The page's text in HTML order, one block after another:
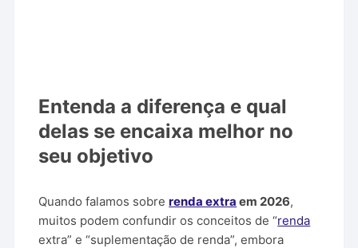
Entenda a diferença e qual
delas se encaixa melhor no
seu objetivo
Quando falamos sobrerenda extra em 2026,
muitos podem confundir os conceitos de “renda
extra” e “suplementação de renda”, embora